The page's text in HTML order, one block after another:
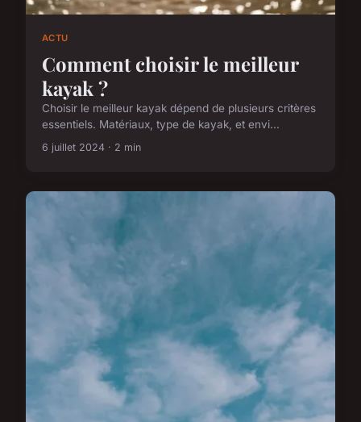
ACTU
Comment choisir le meilleur
kayak ?
Choisir le meilleur kayak dépend de plusieurs critères
essentiels. Matériaux, type de kayak, et envi...
6 juillet 2024 · 2 min